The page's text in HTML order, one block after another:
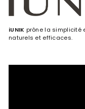
iUNIK prône la simplicité
naturels et efficaces.